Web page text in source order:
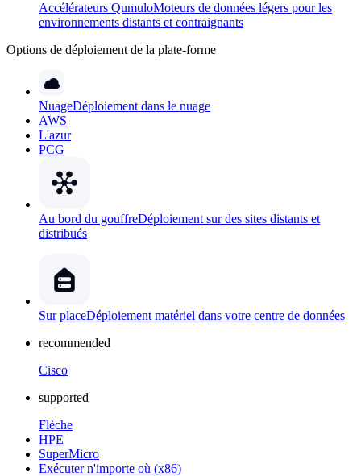
Accélérateurs QumuloMoteurs de données légers pour les
environnements distants et contraignants
Options de déploiement de la plate-forme
NuageDéploiement dans le nuage
AWS
L'azur
PCG
Au bord du gouffreDéploiement sur des sites distants et
distribués
Sur placeDéploiement matériel dans votre centre de données
recommended
Cisco
supported
Flèche
HPE
SuperMicro
Exécuter n'importe où (x86)